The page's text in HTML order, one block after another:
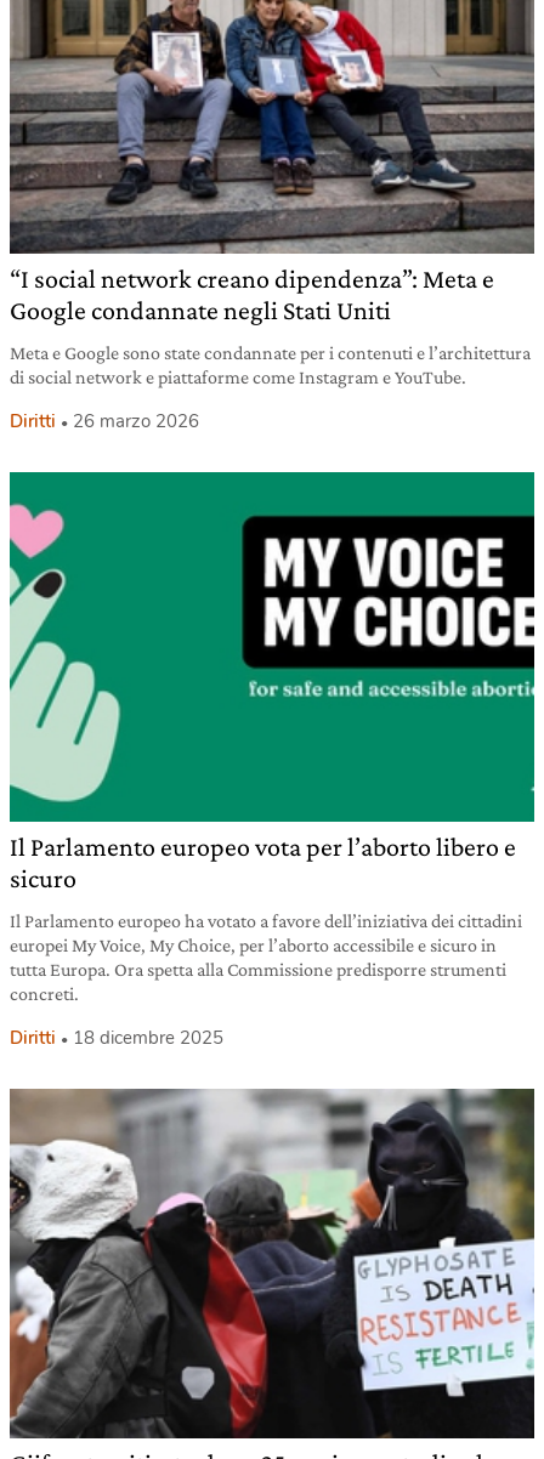
“I social network creano dipendenza”: Meta e
Google condannate negli Stati Uniti
Meta e Google sono state condannate per i contenuti e l’architettura
di social network e piattaforme come Instagram e YouTube.
Diritti 26 marzo 2026
Il Parlamento europeo vota per l’aborto libero e
sicuro
Il Parlamento europeo ha votato a favore dell’iniziativa dei cittadini
europei My Voice, My Choice, per l’aborto accessibile e sicuro in
tutta Europa. Ora spetta alla Commissione predisporre strumenti
concreti.
Diritti 18 dicembre 2025